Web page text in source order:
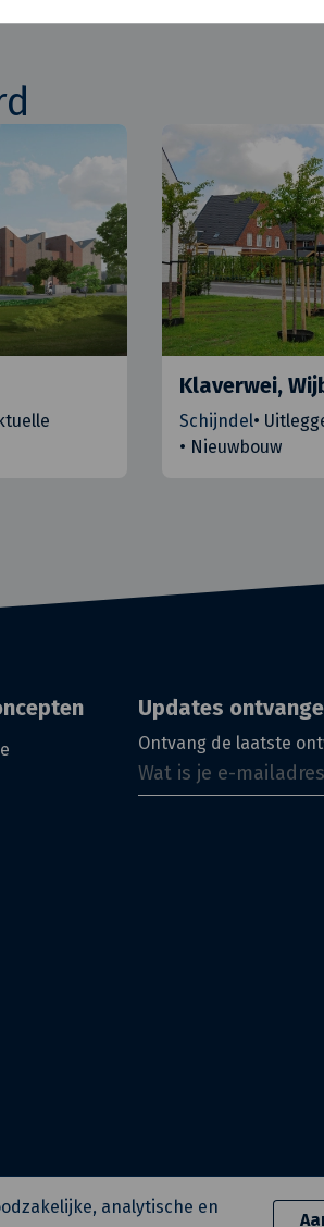
Klaverwei,
Schijndel•
• Nieuwbouw
Updates
Ontvang de laatste
analytische en